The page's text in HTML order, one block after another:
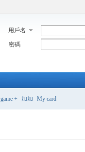
用戶名
密碼
game + 加加 My card